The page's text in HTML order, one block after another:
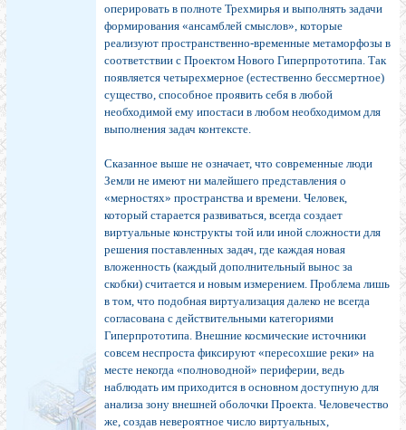
оперировать в полноте Трехмирья и выполнять задачи
формирования «ансамблей смыслов», которые
реализуют пространственно-временные метаморфозы в
соответствии с Проектом Нового Гиперпрототипа. Так
появляется четырехмерное (естественно бессмертное)
существо, способное проявить себя в любой
необходимой ему ипостаси в любом необходимом для
выполнения задач контексте.
Сказанное выше не означает, что современные люди
Земли не имеют ни малейшего представления о
«мерностях» пространства и времени. Человек,
который старается развиваться, всегда создает
виртуальные конструкты той или иной сложности для
решения поставленных задач, где каждая новая
вложенность (каждый дополнительный вынос за
скобки) считается и новым измерением. Проблема лишь
в том, что подобная виртуализация далеко не всегда
согласована с действительными категориями
Гиперпрототипа. Внешние космические источники
совсем неспроста фиксируют «пересохшие реки» на
месте некогда «полноводной» периферии, ведь
наблюдать им приходится в основном доступную для
анализа зону внешней оболочки Проекта. Человечество
же, создав невероятное число виртуальных,